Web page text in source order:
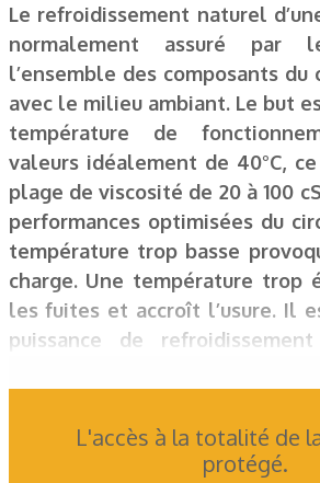
Le refroidissement naturel
normalement assuré par
l’ensemble des composants
avec le milieu ambiant. Le but
température de
valeurs idéalement de 40°C,
plage de viscosité de 20 à 100
performances optimisées du
température trop basse
charge. Une température trop
les fuites et accroît l’usure. Il
puissance de
l’échange diminue.
L'accès à la totalité de
protégé.